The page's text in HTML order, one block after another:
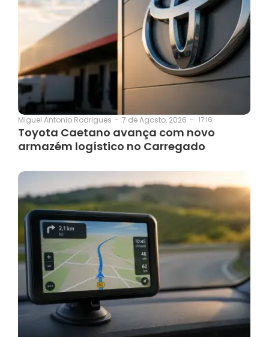
Miguel Antonio Rodrigues - 7 de Agosto, 2026 - 17:16
Toyota Caetano avança com novo
armazém logístico no Carregado